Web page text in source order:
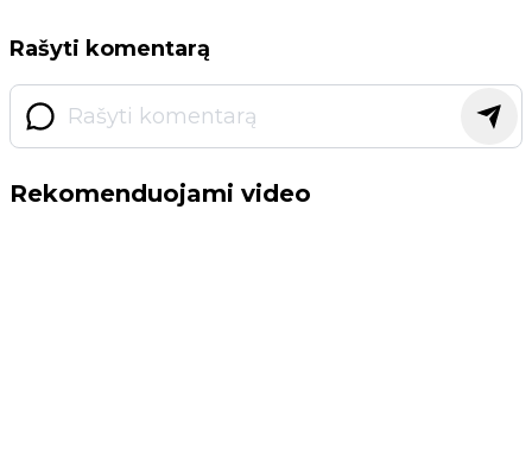
Rašyti komentarą
Rekomenduojami video